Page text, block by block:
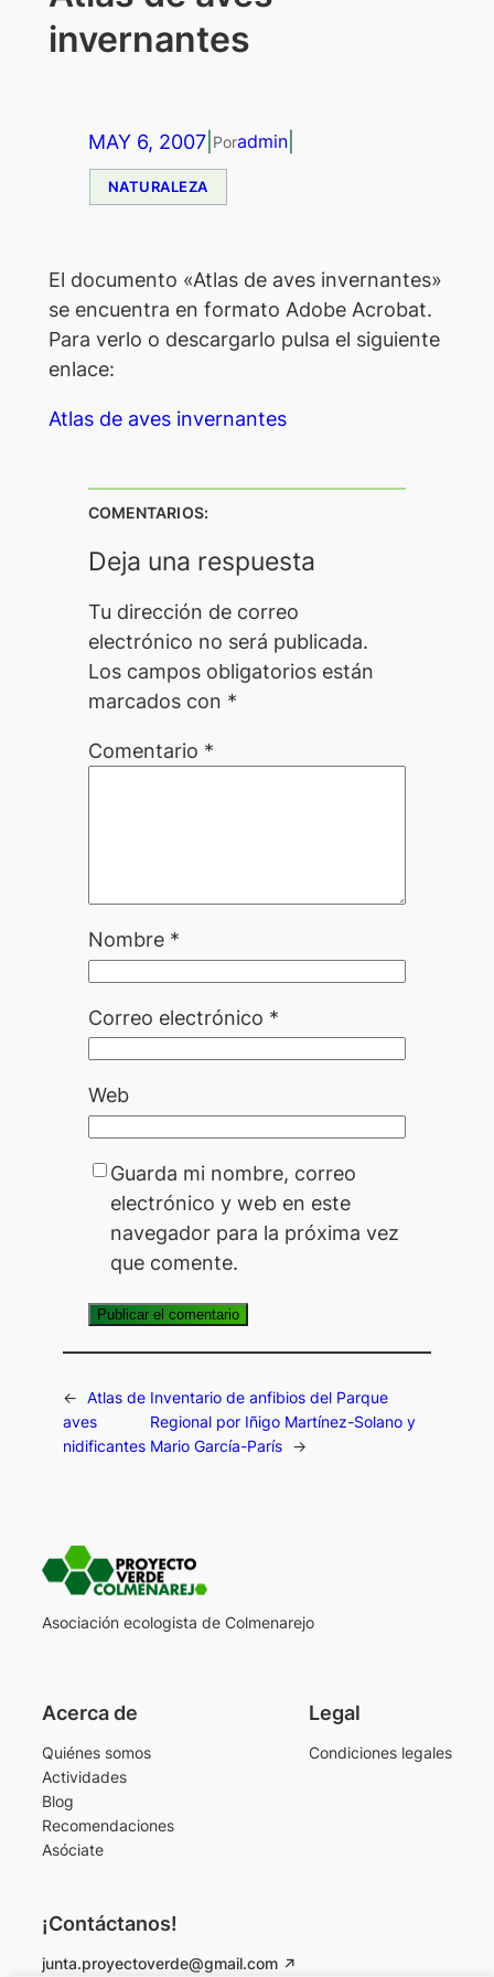
invernantes
MAY 6, 2007| Poradmin|
NATURALEZA
El documento «Atlas de aves invernantes»
se encuentra en formato Adobe Acrobat.
Para verlo o descargarlo pulsa el siguiente
enlace:
Atlas de aves invernantes
COMENTARIOS:
Deja una respuesta
Tu dirección de correo
electrónico no será publicada.
Los campos obligatorios están
marcados con *
Comentario *
Nombre *
Correo electrónico *
Web
Guarda mi nombre, correo
electrónico y web en este
navegador para la próxima vez
que comente.
←
Atlas de
aves
nidificantes
Inventario de anfibios del Parque
Regional por Iñigo Martínez-Solano y
Mario García-París →
Asociación ecologista de Colmenarejo
Acerca de
Quiénes somos
Actividades
Blog
Recomendaciones
Asóciate
Legal
Condiciones legales
¡Contáctanos!
junta.proyectoverde@gmail.com